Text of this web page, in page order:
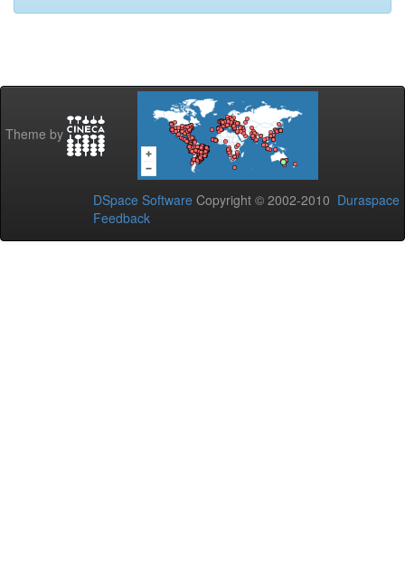
Theme by
DSpace Software Copyright © 2002-2010 Duraspace
Feedback